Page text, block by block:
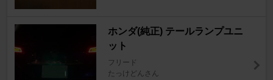
ホンダ(純正) テールランプユニ
ット
フリード
たっけどんさん